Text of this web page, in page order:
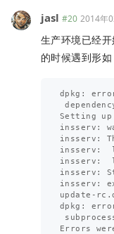
jasl #20 2014年
生产环境已经
的时候遇到形如
dpkg:
Setting
insserv:
insserv:
insserv:
insserv:
insserv:
insserv:
update-
dpkg:
Errors